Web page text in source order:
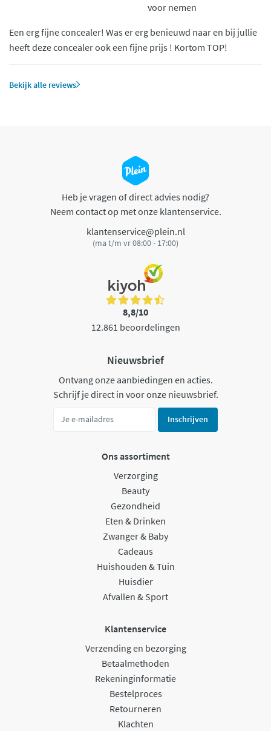
voor nemen
Een erg fijne concealer! Was er erg benieuwd naar en bij jullie
heeft deze concealer ook een fijne prijs ! Kortom TOP!
Bekijk alle reviews
Heb je vragen of direct advies nodig?
Neem contact op met onze klantenservice.
klantenservice@plein.nl
(ma t/m vr 08:00 - 17:00)
8,8/10
12.861 beoordelingen
Nieuwsbrief
Ontvang onze aanbiedingen en acties.
Schrijf je direct in voor onze nieuwsbrief.
Inschrijven
Ons assortiment
Verzorging
Beauty
Gezondheid
Eten & Drinken
Zwanger & Baby
Cadeaus
Huishouden & Tuin
Huisdier
Afvallen & Sport
Klantenservice
Verzending en bezorging
Betaalmethoden
Rekeninginformatie
Bestelproces
Retourneren
Klachten